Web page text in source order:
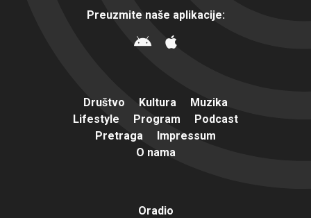
Preuzmite naše aplikacije:
Društvo Kultura
Muzika
Lifestyle
Program
Podcast
Pretraga
Impressum
O nama
Oradio